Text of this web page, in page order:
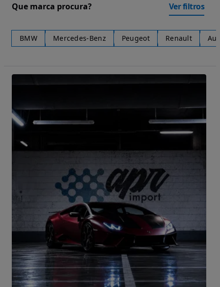
Que marca procura? Ver filtros
BMW Mercedes-Benz Peugeot Renault